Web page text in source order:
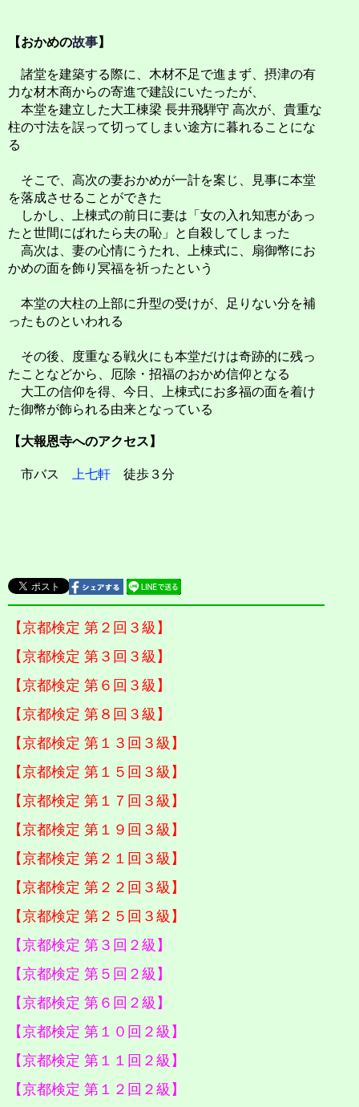
【おかめの故事】
諸堂を建築する際に、木材不足で進まず、摂津の有
力な材木商からの寄進で建設にいたったが、
本堂を建立した大工棟梁 長井飛騨守 高次が、貴重な
柱の寸法を誤って切ってしまい途方に暮れることにな
る
そこで、高次の妻おかめが一計を案じ、見事に本堂
を落成させることができた
しかし、上棟式の前日に妻は「女の入れ知恵があっ
たと世間にばれたら夫の恥」と自殺してしまった
高次は、妻の心情にうたれ、上棟式に、扇御幣にお
かめの面を飾り冥福を祈ったという
本堂の大柱の上部に升型の受けが、足りない分を補
ったものといわれる
その後、度重なる戦火にも本堂だけは奇跡的に残っ
たことなどから、厄除・招福のおかめ信仰となる
大工の信仰を得、今日、上棟式にお多福の面を着け
た御幣が飾られる由来となっている
【大報恩寺へのアクセス】
市バス 上七軒 徒歩３分
【京都検定 第２回３級】
【京都検定 第３回３級】
【京都検定 第６回３級】
【京都検定 第８回３級】
【京都検定 第１３回３級】
【京都検定 第１５回３級】
【京都検定 第１７回３級】
【京都検定 第１９回３級】
【京都検定 第２１回３級】
【京都検定 第２２回３級】
【京都検定 第２５回３級】
【京都検定 第３回２級】
【京都検定 第５回２級】
【京都検定 第６回２級】
【京都検定 第１０回２級】
【京都検定 第１１回２級】
【京都検定 第１２回２級】